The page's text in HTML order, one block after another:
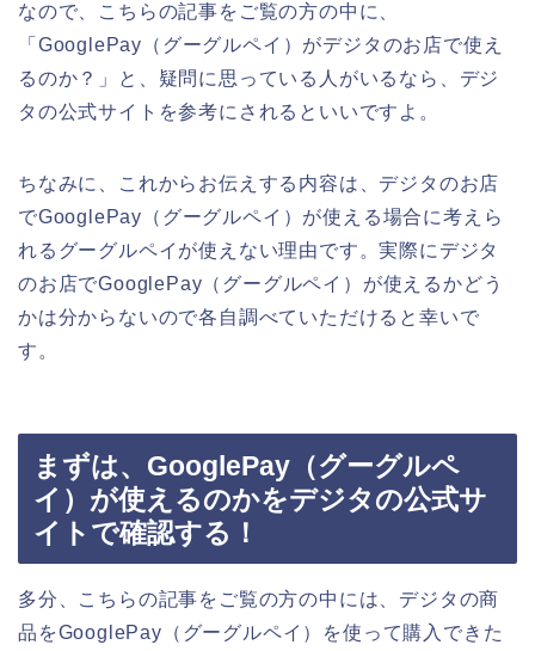
なので、こちらの記事をご覧の方の中に、
「GooglePay（グーグルペイ）がデジタのお店で使え
るのか？」と、疑問に思っている人がいるなら、デジ
タの公式サイトを参考にされるといいですよ。
ちなみに、これからお伝えする内容は、デジタのお店
でGooglePay（グーグルペイ）が使える場合に考えら
れるグーグルペイが使えない理由です。実際にデジタ
のお店でGooglePay（グーグルペイ）が使えるかどう
かは分からないので各自調べていただけると幸いで
す。
まずは、GooglePay（グーグルペ
イ）が使えるのかをデジタの公式サ
イトで確認する！
多分、こちらの記事をご覧の方の中には、デジタの商
品をGooglePay（グーグルペイ）を使って購入できた